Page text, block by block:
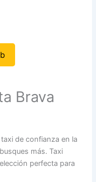
Brava
de confianza en la
más. Taxi
perfecta para